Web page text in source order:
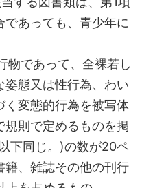
あっても、青少年に
であって、全裸若し
姿態又は性行為、わい
く変態的行為を被写体
規則で定めるものを掲
下同じ。)の数が20ペ
籍、雑誌その他の刊行